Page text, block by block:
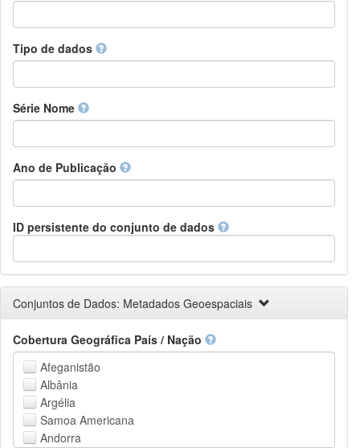
Estonian
Ewe
Faroese
French
Galician
Georgian
German
Greek (modern)
Guaraní
Gujarati
Hausa
Hebrew (modern)
Herero
Hiri Motu
Hungarian
Interlingua
Indonesian
Interlingue
Irish
Tipo de dados
Série Nome
Ano de Publicação
ID persistente do conjunto de dados
Conjuntos de Dados: Metadados Geoespaciais
Cobertura Geográfica País / Nação
Afeganistão
Albânia
Argélia
Samoa Americana
Andorra